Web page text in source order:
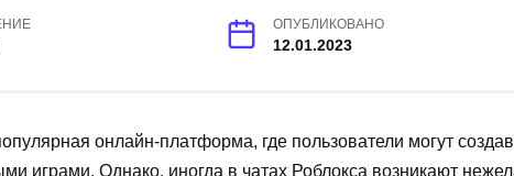
ОПУБЛИКОВАНО
12.01.2023
онлайн-платформа, где пользователи могут
играми. Однако, иногда в чатах Роблокса возникают